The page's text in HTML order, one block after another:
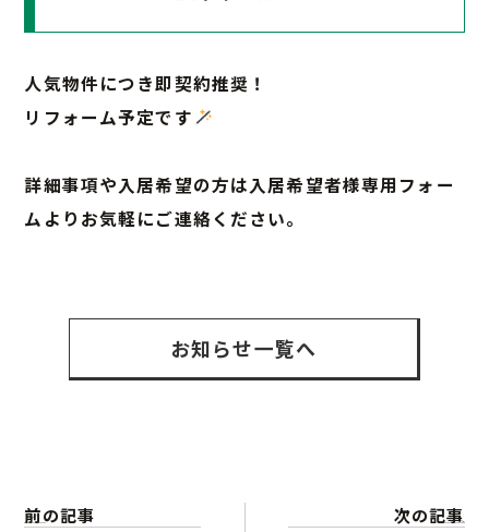
人気物件につき即契約推奨！
リフォーム予定です
詳細事項や入居希望の方は入居希望者様専用フォー
ムよりお気軽にご連絡ください。
お知らせ一覧へ
前の記事 次の記事